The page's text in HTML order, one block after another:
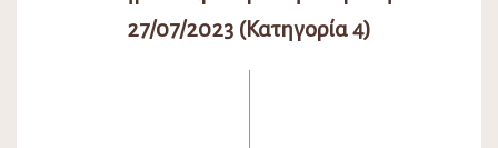
27/07/2023 (Κατηγορία 4)